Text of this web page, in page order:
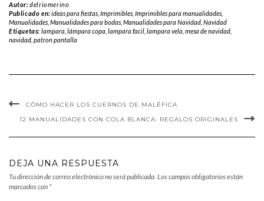
Autor:delriomerino
Publicado en:ideas para fiestas ,Imprimibles ,Imprimibles para manualidades
Manualidades Manualidades para bodas Manualidades para Navidad Navidad
Etiquetas: lampara lámpara copa lampara facil, lampara vela mesa de navidad,
navidad patron pantalla
CÓMO HACER LOS CUERNOS DE MALÉFICA
12 MANUALIDADES CON COLA BLANCA: REGALOS ORIGINALES
DEJA UNA RESPUESTA
Tu dirección de correo electrónico no será publicada. Los campos obligatorios están
marcados con *